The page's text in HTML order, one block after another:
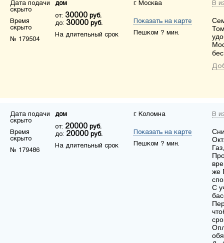
Дата подачи
скрыто
Время
скрыто
№ 179504
дом
от: 30000 руб.
до: 30000 руб.
На длительный срок
г. Москва
Показать на карте
Пешком ? мин.
В
Дата подачи
скрыто
Время
скрыто
№ 179486
дом
от: 20000 руб.
до: 20000 руб.
На длительный срок
г. Коломна
Показать на карте
Пешком ? мин.
В
же
С